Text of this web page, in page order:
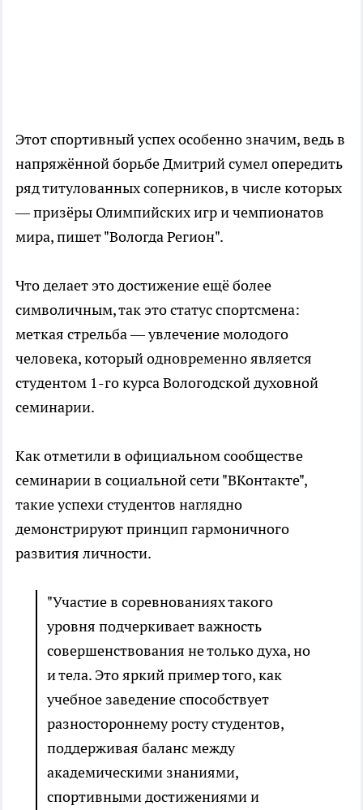
Этот спортивный успех особенно значим, ведь в
напряжённой борьбе Дмитрий сумел опередить
ряд титулованных соперников, в числе которых
— призёры Олимпийских игр и чемпионатов
мира, пишет "Вологда Регион".
Что делает это достижение ещё более
символичным, так это статус спортсмена:
меткая стрельба — увлечение молодого
человека, который одновременно является
студентом 1-го курса Вологодской духовной
семинарии.
Как отметили в официальном сообществе
семинарии в социальной сети "ВКонтакте",
такие успехи студентов наглядно
демонстрируют принцип гармоничного
развития личности.
"Участие в соревнованиях такого
уровня подчеркивает важность
совершенствования не только духа, но
и тела. Это яркий пример того, как
учебное заведение способствует
разностороннему росту студентов,
поддерживая баланс между
академическими знаниями,
спортивными достижениями и